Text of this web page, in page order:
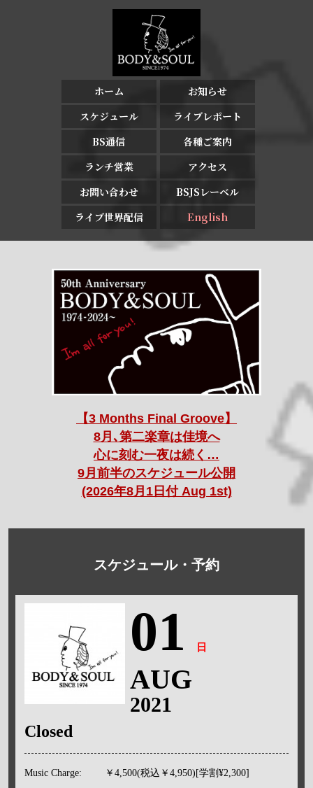
ホーム
お知らせ
スケジュール
ライブレポート
BS通信
各種ご案内
ランチ営業
アクセス
お問い合わせ
BSJSレーベル
ライブ世界配信
English
【3 Months Final Groove】
8月､第二楽章は佳境へ
心に刻む一夜は続く…
9月前半のスケジュール公開
(2026年8月1日付 Aug 1st)
スケジュール・予約
01 日
AUG
2021
Closed
Music Charge: ￥4,500(税込￥4,950)[学割¥2,300]